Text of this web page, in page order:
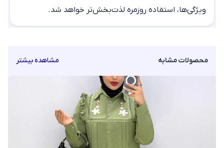
ویژگی‌ها، استفاده روزمره لذت‌بخش‌تر خواهد شد.
محصولات مشابه مشاهده بیشتر